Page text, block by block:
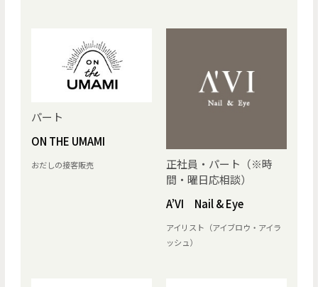
パート
ON THE UMAMI
おだしの接客販売
正社員・パート（※時
間・曜日応相談）
A’VI Nail & Eye
アイリスト（アイブロウ・アイラ
ッシュ）